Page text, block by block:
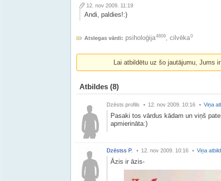
12. nov 2009. 11:19
Andi, paldies!:)
Atslegas vārdi: psiholoģija4809, cilvēka0
Lai atbildētu uz šo jautājumu, Jums
Atbildes (8)
Dzēsts profils 12. nov 2009. 10:16 Viņa
Pasaki tos vārdus kādam un viņš
apmierināta:)
Dzēstss P. 12. nov 2009. 10:16 Viņa
Āzis ir āzis-